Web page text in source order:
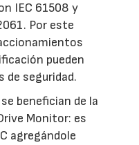
IEC 61508 y
Por este
pueden
de seguridad.
benefician de la
Monitor: es
agregándole